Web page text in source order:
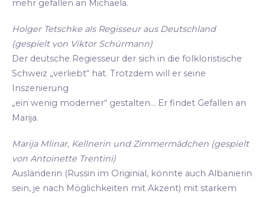
mehr gefallen an Michaela.
Holger Tetschke als Regisseur aus Deutschland
(gespielt von Viktor Schürmann)
Der deutsche Regiesseur der sich in die folkloristische
Schweiz „verliebt“ hat. Trotzdem will er seine
Inszenierung
„ein wenig moderner“ gestalten... Er findet Gefallen an
Marija.
Marija Mlinar, Kellnerin und Zimmermädchen (gespielt
von Antoinette Trentini)
Ausländerin (Russin im Originial, könnte auch Albanierin
sein, je nach Möglichkeiten mit Akzent) mit starkem